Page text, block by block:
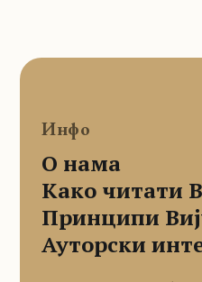
Инфо
О нама
Како читати
Принципи
Ауторски